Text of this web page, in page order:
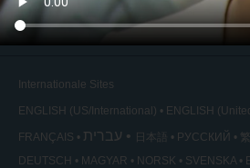
Internationale Sites
ENGLISH (US/International) ENGLISH
FRANÇAIS עברית 日本語 РУССКИЙ
DEUTSCH
MAGYAR NORSK SVENSKA